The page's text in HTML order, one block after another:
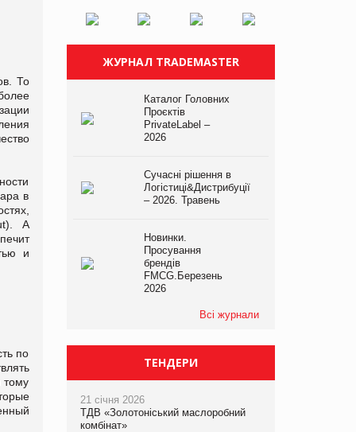
То
в
А
и
по
тому
ЖУРНАЛ TRADEMASTER
Каталог Головних
Проєктів
PrivateLabel –
2026
Сучасні рішення в
Логістиці&Дистрибуції
– 2026. Травень
Новинки.
Просування
брендів
FMCG.Березень
2026
Всі журнали
ТЕНДЕРИ
21 січня 2026
ТДВ «Золотоніський маслоробний
комбінат»